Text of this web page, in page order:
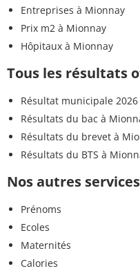
Entreprises à Mionnay
Prix m2 à Mionnay
Hôpitaux à Mionnay
Tous les résultats
Résultat municipale
Résultats du bac à
Résultats du brevet à
Résultats du BTS à
Nos autres services
Prénoms
Ecoles
Maternités
Calories